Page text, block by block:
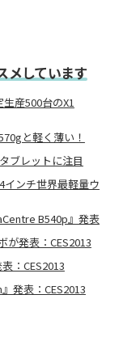
メしています
産500台のX1
と軽く薄い！
ブレットに注目
インチ世界最軽量ウ
B540p』発表
が発表：CES2013
：CES2013
発表：CES2013